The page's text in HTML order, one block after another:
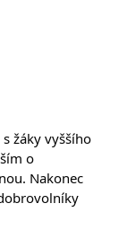
žáky vyššího
o
Nakonec